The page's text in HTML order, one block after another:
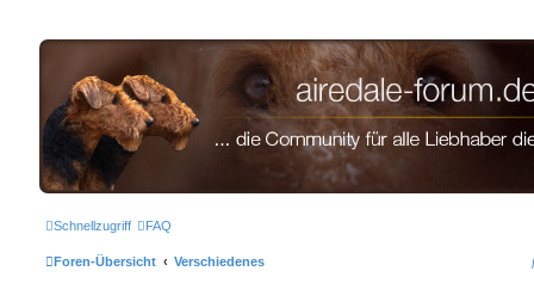
airedale-forum.de
Schnellzugriff FAQ
Foren-Übersicht Verschiedenes